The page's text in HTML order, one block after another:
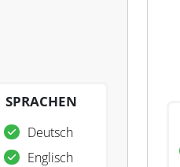
SPRACHEN
Deutsch
Englisch